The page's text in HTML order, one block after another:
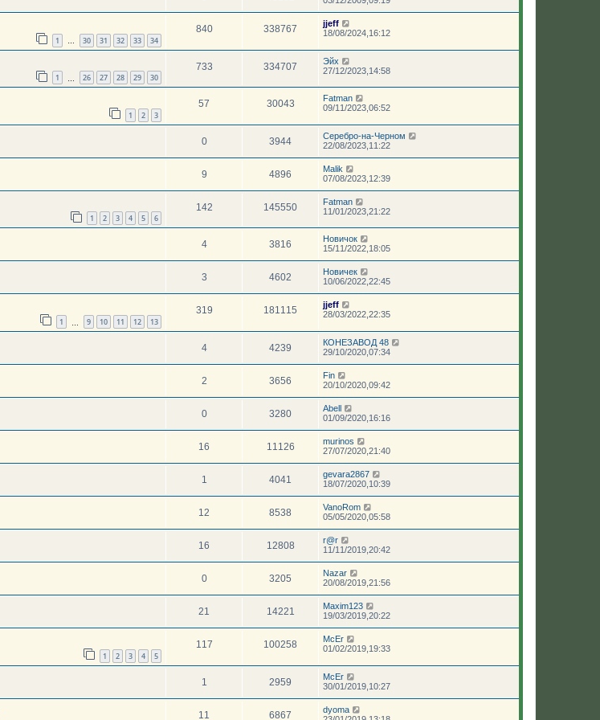
1 … 30 31 32 33 34
840 338767
jjeff
18/08/2024,16:12
1 26 27 28 29 30
733 334707
Эйх
27/12/2023,14:58
1 2 3
57 30043
Fatman
09/11/2023,06:52
0 3944
Серебро-на-Черном
22/08/2023,11:22
9 4896
Malik
07/08/2023,12:39
1 2 3 4 5 6
142 145550
Fatman
11/01/2023,21:22
4 3816
Новичок
15/11/2022,18:05
3 4602
Новичек
10/06/2022,22:45
1 9 10 11 12 13
319 181115
jjeff
28/03/2022,22:35
4 4239
КОНЕЗАВОД 48
29/10/2020,07:34
2 3656
Fin
20/10/2020,09:42
0 3280
Abell
01/09/2020,16:16
16 11126
murinos
27/07/2020,21:40
1 4041
gevara2867
18/07/2020,10:39
12 8538
VanoRom
05/05/2020,05:58
16 12808
r@r
11/11/2019,20:42
0 3205
Nazar
20/08/2019,21:56
21 14221
Maxim123
19/03/2019,20:22
1 2 3 4 5
117 100258
McEr
01/02/2019,19:33
1 2959
McEr
30/01/2019,10:27
11 6867
dyoma